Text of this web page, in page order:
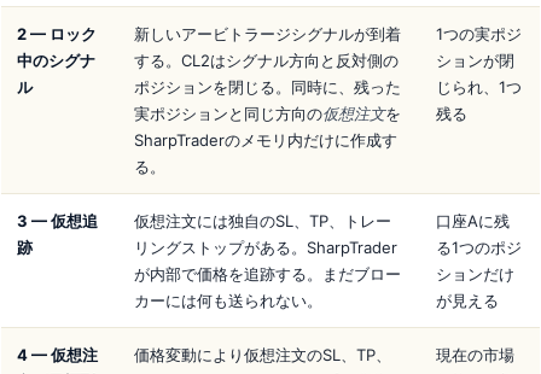
2 — ロック
中のシグナ
ル
新しいアービトラージシグナルが到着
する。CL2はシグナル方向と反対側の
ポジションを閉じる。同時に、残った
実ポジションと同じ方向の仮想注文を
SharpTraderのメモリ内だけに作成す
る。
1つの実ポジ
ションが閉
じられ、1つ
残る
3 — 仮想追
跡
仮想注文には独自のSL、TP、トレー
リングストップがある。SharpTrader
が内部で価格を追跡する。まだブロー
カーには何も送られない。
口座Aに残
る1つのポジ
ションだけ
が見える
4 — 仮想注
価格変動により仮想注文のSL、TP、
現在の市場